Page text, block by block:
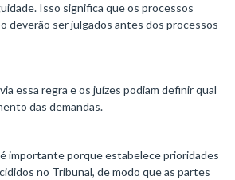
Isso significa que os processos
deverão ser julgados antes dos processos
essa regra e os juízes podiam definir qual
das demandas.
importante porque estabelece prioridades
no Tribunal, de modo que as partes